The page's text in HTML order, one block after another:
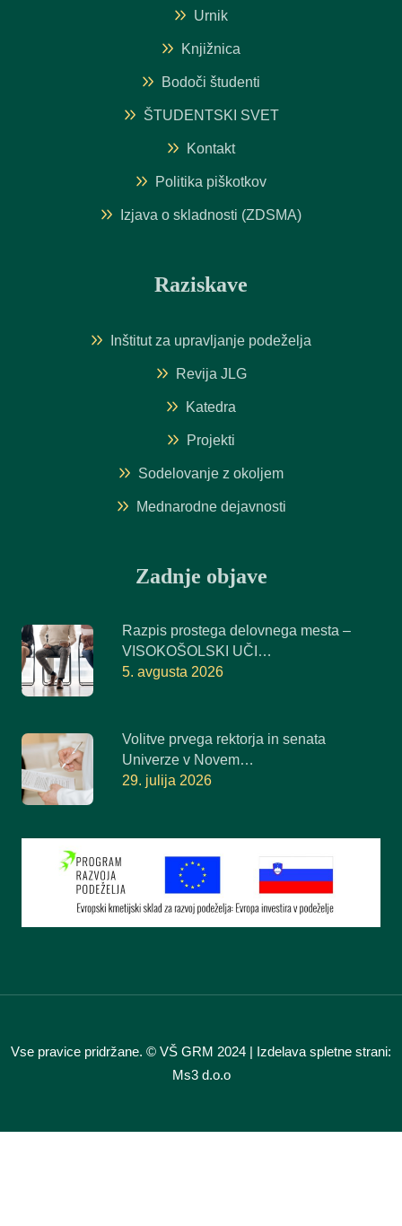
Urnik
Knjižnica
Bodoči študenti
ŠTUDENTSKI SVET
Kontakt
Politika piškotkov
Izjava o skladnosti (ZDSMA)
Raziskave
Inštitut za upravljanje podeželja
Revija JLG
Katedra
Projekti
Sodelovanje z okoljem
Mednarodne dejavnosti
Zadnje objave
Razpis prostega delovnega mesta –
VISOKOŠOLSKI UČI…
5. avgusta 2026
Volitve prvega rektorja in senata
Univerze v Novem…
29. julija 2026
Vse pravice pridržane. © VŠ GRM 2024 | Izdelava spletne strani:
Ms3 d.o.o